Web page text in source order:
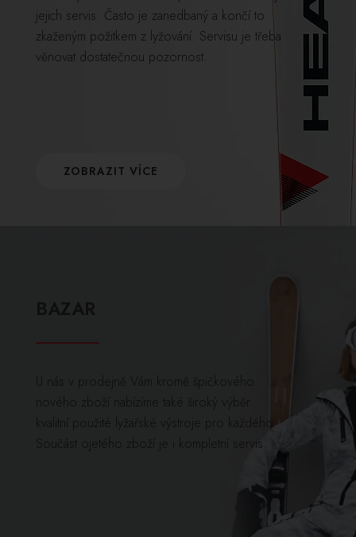
jejich servis. Často je zanedbaný a končí to
zkaženým požitkem z lyžování. Servisu je třeba
věnovat dostatečnou pozornost.
ZOBRAZIT VÍCE
U nás v prodejně Vám kromě špičkového
nového zboží nabízíme také široký výběr
kvalitní použité lyžařské výstroje pro každého.
Součást ojetého zboží je i kompletní servis.